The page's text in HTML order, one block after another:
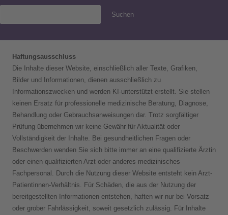
Suchen
Haftungsausschluss
Die Inhalte dieser Website, einschließlich aller Texte, Grafiken,
Bilder und Informationen, dienen ausschließlich zu
Informationszwecken und werden KI-unterstützt erstellt. Sie stellen
keinen Ersatz für professionelle medizinische Beratung, Diagnose,
Behandlung oder Gebrauchsanweisungen dar. Trotz sorgfältiger
Prüfung übernehmen wir keine Gewähr für Aktualität oder
Vollständigkeit der Inhalte. Bei gesundheitlichen Fragen oder
Beschwerden wenden Sie sich bitte immer an eine qualifizierte Ärztin
oder einen qualifizierten Arzt oder anderes medizinisches
Fachpersonal. Durch die Nutzung dieser Website entsteht kein Arzt-
Patientinnen-Verhältnis. Für Schäden, die aus der Nutzung der
bereitgestellten Informationen entstehen, haften wir nur bei Vorsatz
oder grober Fahrlässigkeit, soweit gesetzlich zulässig. Für Inhalte